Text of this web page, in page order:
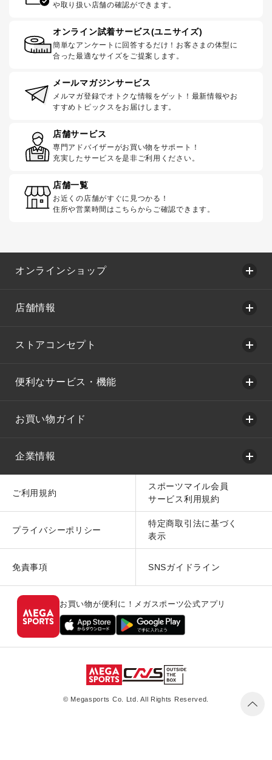
や取り扱い店舗の確認ができます。
オンライン試着サービス(ユニサイズ)
簡単なアンケートに回答するだけ！お客さまの体型に
合った最適なサイズをご提案します。
メールマガジンサービス
メルマガ登録でオトクな情報をゲット！最新情報やお
すすめトピックスをお届けします。
店舗サービス
専門アドバイザーがお買い物をサポート！
充実したサービスを是非ご利用ください。
店舗一覧
お近くの店舗がすぐに見つかる！
住所や営業時間はこちらからご確認できます。
オンラインショップ
店舗情報
ストアコンセプト
便利なサービス・機能
お買い物ガイド
企業情報
ご利用規約
スポーツマイル会員
サービス利用規約
プライバシーポリシー
特定商取引法に基づく
表示
免責事項 SNSガイドライン
お買い物が便利に！メガスポーツ公式アプリ
© Megasports Co. Ltd. All Rights Reserved.